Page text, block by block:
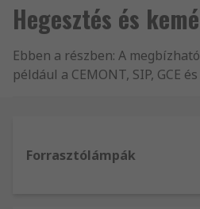
Hegesztés és
Ebben a részben: A
például a CEMONT, SIP, GCE
invertereket, MIG hegesztőket,
Forrasztólámpák